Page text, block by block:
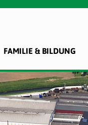
FAMILIE & BILDUNG